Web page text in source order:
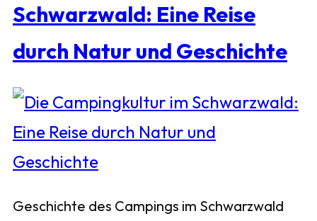
Schwarzwald: Eine Reise
durch Natur und Geschichte
Geschichte des Campings im Schwarzwald